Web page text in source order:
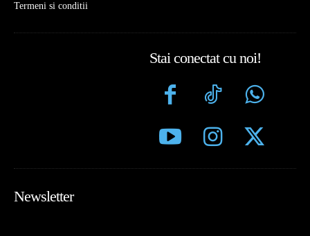
Termeni si conditii
Stai conectat cu noi!
Newsletter